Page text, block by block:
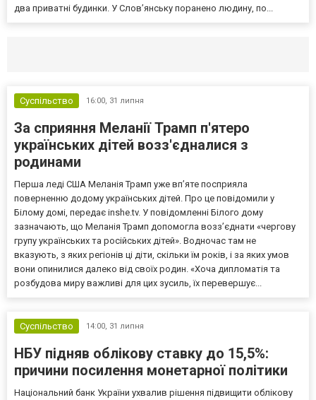
два приватні будинки. У Слов’янську поранено людину, по...
Суспільство 16:00, 31 липня
За сприяння Меланії Трамп п'ятеро
українських дітей возз'єдналися з
родинами
Перша леді США Меланія Трамп уже впʼяте посприяла
поверненню додому українських дітей. Про це повідомили у
Білому домі, передає inshe.tv. У повідомленні Білого дому
зазначають, що Меланія Трамп допомогла возз’єднати «чергову
групу українських та російських дітей». Водночас там не
вказують, з яких регіонів ці діти, скільки їм років, і за яких умов
вони опинилися далеко від своїх родин. «Хоча дипломатія та
розбудова миру важливі для цих зусиль, їх перевершує...
Суспільство 14:00, 31 липня
НБУ підняв облікову ставку до 15,5%:
причини посилення монетарної політики
Національний банк України ухвалив рішення підвищити облікову